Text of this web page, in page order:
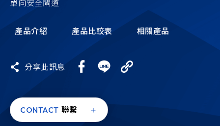
單向安全閘道
產品介紹 產品比較表 相關產品
分享此訊息
CONTACT 聯繫